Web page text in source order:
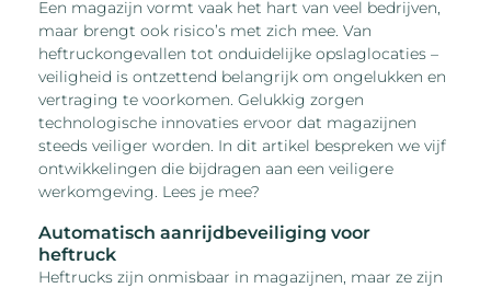
Een magazijn vormt vaak het hart van veel bedrijven,
maar brengt ook risico’s met zich mee. Van
heftruckongevallen tot onduidelijke opslaglocaties –
veiligheid is ontzettend belangrijk om ongelukken en
vertraging te voorkomen. Gelukkig zorgen
technologische innovaties ervoor dat magazijnen
steeds veiliger worden. In dit artikel bespreken we vijf
ontwikkelingen die bijdragen aan een veiligere
werkomgeving. Lees je mee?
Automatisch aanrijdbeveiliging voor
heftruck
Heftrucks zijn onmisbaar in magazijnen, maar ze zijn